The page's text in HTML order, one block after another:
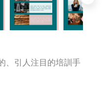
、引人注目的培訓手